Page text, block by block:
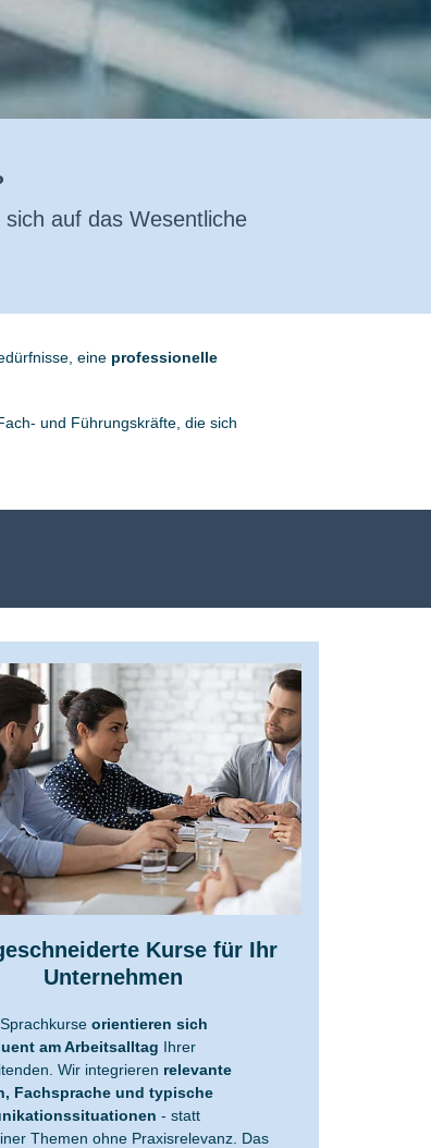
auf das Wesentliche
eine professionelle
und Führungskräfte, die sich
Kurse für Ihr
Unternehmen
orientieren sich
am Arbeitsalltag Ihrer
Wir integrieren relevante
Fachsprache und typische
- statt
Themen ohne Praxisrelevanz. Das